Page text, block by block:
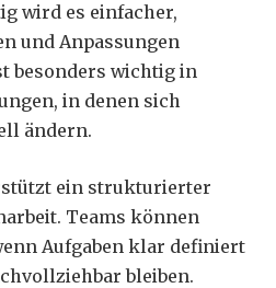
wird es einfacher,
und Anpassungen
besonders wichtig in
in denen sich
ändern.
ein strukturierter
Teams können
Aufgaben klar definiert
bleiben.